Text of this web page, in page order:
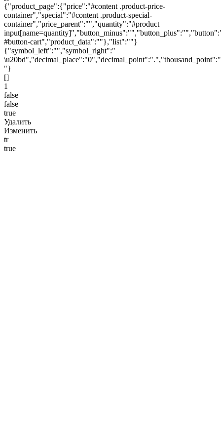
{"product_page":{"price":"#content .product-price-
container","special":"#content .product-special-
container","price_parent":"","quantity":"#product
#button-cart","product_data":""},"list":""}
{"symbol_left":"","symbol_right":"
\u20bd","decimal_place":"0","decimal_point":".","thousand_point":"
"}
[]
1
false
false
true
Удалить
Изменить
tr
true